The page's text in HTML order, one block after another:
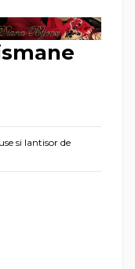
si lantisor de